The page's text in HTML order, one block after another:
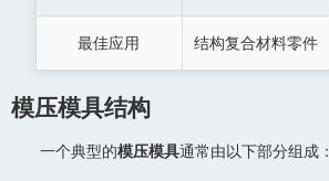
最佳应用 结构复合材料零件
模压模具结构
一个典型的模压模具通常由以下部分组成：